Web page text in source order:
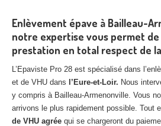
Enlèvement épave à Bailleau-
notre expertise vous permet de
prestation en total respect de
L’Epaviste Pro 28 est spécialisé dans
et de VHU dans
l’Eure-et-Loir. Nous
y compris à Bailleau-Armenonville. Vous
arrivons le plus rapidement possible. Tout
de VHU agrée qui se chargeront du